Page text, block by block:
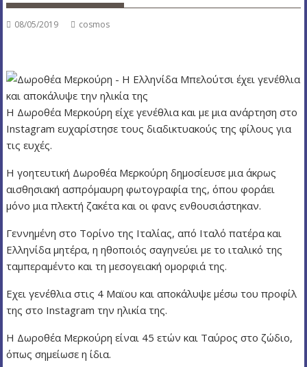
08/05/2019 cosmos
H Δωροθέα Μερκούρη είχε γενέθλια και με μια ανάρτηση στο
Instagram ευχαρίστησε τους διαδικτυακούς της φίλους για
τις ευχές.
Η γοητευτική Δωροθέα Μερκούρη δημοσίευσε μια άκρως
αισθησιακή ασπρόμαυρη φωτογραφία της, όπου φοράει
μόνο μια πλεκτή ζακέτα και οι φανς ενθουσιάστηκαν.
Γεννημένη στο Τορίνο της Ιταλίας, από Ιταλό πατέρα και
Ελληνίδα μητέρα, η ηθοποιός σαγηνεύει με το ιταλικό της
ταμπεραμέντο και τη μεσογειακή ομορφιά της.
Εχει γενέθλια στις 4 Μαϊου και αποκάλυψε μέσω του προφίλ
της στο Instagram την ηλικία της.
H Δωροθέα Μερκούρη είναι 45 ετών και Ταύρος στο ζώδιο,
όπως σημείωσε η ίδια.